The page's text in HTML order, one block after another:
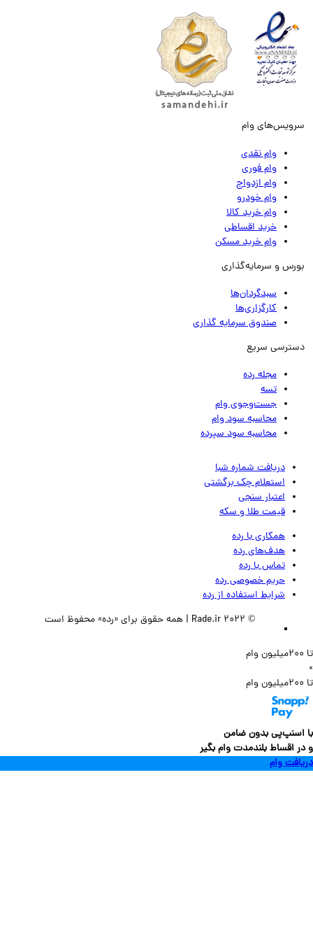
وام
وام نقدی
وام فوری
وام ازدواج
وام خودرو
وام خرید کالا
خرید اقساطی
وام خرید مسکن
و سرمایه‌گذاری
سبدگردان‌ها
کارگزاری‌ها
صندوق سرمایه گذاری
سریع
مجله رده
تسه
جست‌وجوی وام
محاسبه سود وام
محاسبه سود سپرده
دریافت شماره شبا
استعلام چک برگشتی
اعتبار سنجی
قیمت طلا و سکه
همکاری با رده
هدف‌های رده
تماس‌ با‌ رده
حریم خصوصی رده
شرایط استفاده از رده
بدون ضامن
بلندمدت وام بگیر
وام